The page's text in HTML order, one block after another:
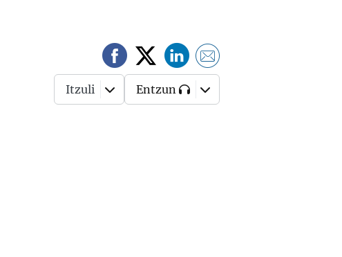
Itzuli Entzun